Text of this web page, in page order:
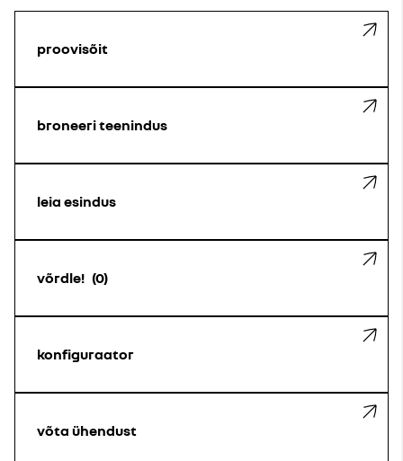
proovisõit
broneeri teenindus
leia esindus
võrdle! 0
konfiguraator
võta ühendust